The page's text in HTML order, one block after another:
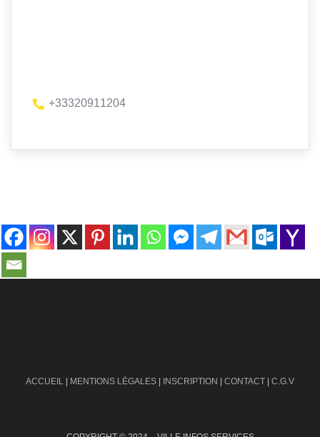
+33320911204
ACCUEIL | MENTIONS LÉGALES | INSCRIPTION | CONTACT | C.G.V